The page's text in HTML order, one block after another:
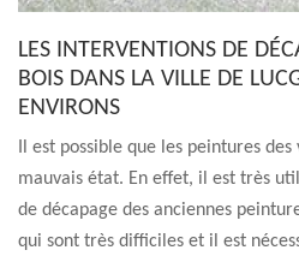
LES INTERVENTIONS DE
BOIS DANS LA VILLE DE
ENVIRONS
Il est possible que les peintures
mauvais état. En effet, il est très
de décapage des anciennes
qui sont très difficiles et il est